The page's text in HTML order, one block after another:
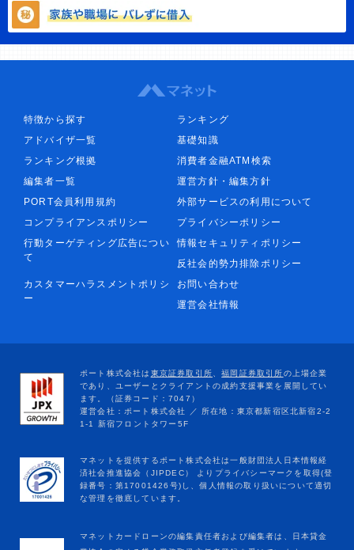
特徴から探す
ランキング
アドバイザ一覧
基礎知識
ランキング根拠
消費者金融ATM検索
編集者一覧
運営方針・編集方針
PORT会員利用規約
外部サービスの利用について
コンプライアンスポリシー
プライバシーポリシー
行動ターゲティング広告につい
て
情報セキュリティポリシー
反社会的勢力排除ポリシー
カスタマーハラスメントポリシ
ー
お問い合わせ
運営会社情報
マネットカードローンの編集責任者および編集者は、日本貸金